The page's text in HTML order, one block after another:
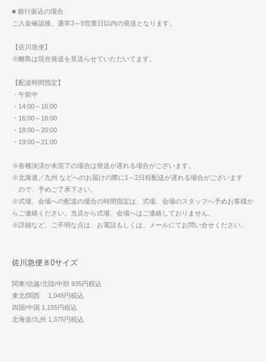
■ 銀行振込の場合
ご入金確認後、通常3～5営業日以内の発送となります。
【佐川急便】
※離島は現在発送を見送らせていただいてます。
【配送時間指定】
・午前中
・14:00～16:00
・16:00～18:00
・18:00～20:00
・19:00～21:00
※各種決済が未完了の場合は発送が遅れる場合がございます。
※北海道／九州 などへのお届けの際に1～2日程配送が遅れる場合がございます
ので、予めご了承下さい。
※式場、会場への配送の場合の時間指定は、式場、会場のスタッフへ予めお客様か
らご連絡ください。当店から式場、会場へはご連絡しておりません。
※詳細など、ご不明な点は、お電話もしくは、メールにてお問い合せください。
佐川急便８0サイズ
関東/信越/北陸/中部 935円税込
東北/関西 1,045円税込
四国/中国 1,155円税込
北海道/九州 1,375円税込